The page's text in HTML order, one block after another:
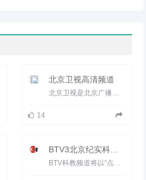
北京卫视高清频道
北京卫视是北京广播电视台旗下的综合卫星电视频道。1979年5月16日正式播出，于1998年1月1日上星。1982年，新闻...
14
BTV3北京纪实科教频道